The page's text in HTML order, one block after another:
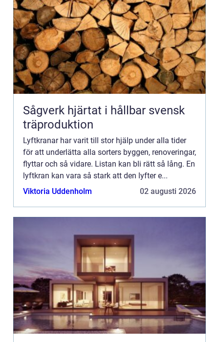
Sågverk hjärtat i hållbar svensk
träproduktion
Lyftkranar har varit till stor hjälp under alla tider
för att underlätta alla sorters byggen, renoveringar,
flyttar och så vidare. Listan kan bli rätt så lång. En
lyftkran kan vara så stark att den lyfter e...
Viktoria Uddenholm
02 augusti 2026